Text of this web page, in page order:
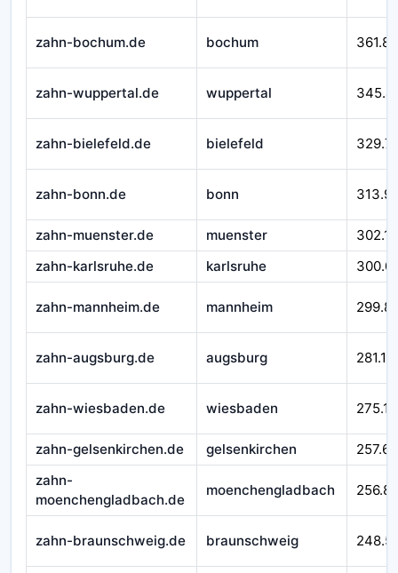
zahn-bochum.de bochum
zahn-wuppertal.de wuppertal
zahn-bielefeld.de bielefeld
zahn-bonn.de bonn
zahn-muenster.de muenster
zahn-karlsruhe.de
karlsruhe
zahn-mannheim.de mannheim
zahn-augsburg.de augsburg 281.111
zahn-wiesbaden.de wiesbaden
zahn-gelsenkirchen.de gelsenkirchen
zahn-
moenchengladbach.de
moenchengladbach
zahn-braunschweig.de braunschweig